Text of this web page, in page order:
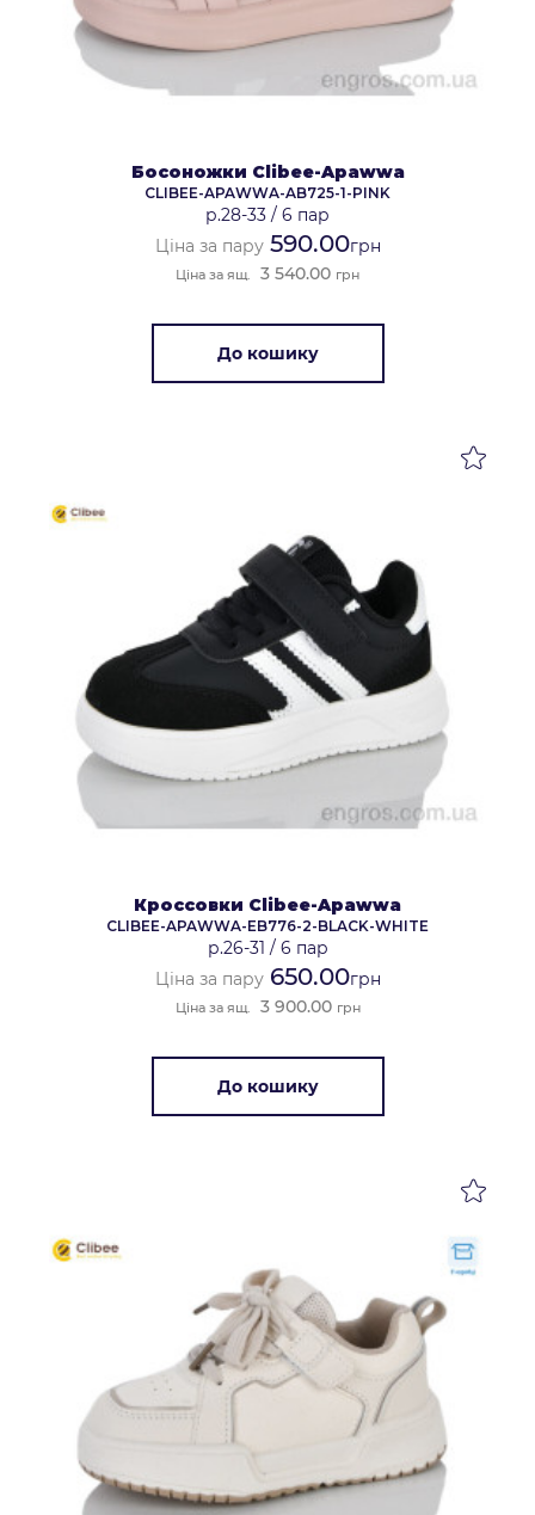
Босоножки Clibee-Apawwa
CLIBEE-APAWWA-AB725-1-PINK
р.28-33 / 6 пар
Ціна за пару590.00грн
Ціна за ящ. 3 540.00 грн
До кошику
Кроссовки Clibee-Apawwa
CLIBEE-APAWWA-EB776-2-BLACK-WHITE
р.26-31 / 6 пар
Ціна за пару650.00грн
Ціна за ящ. 3 900.00 грн
До кошику